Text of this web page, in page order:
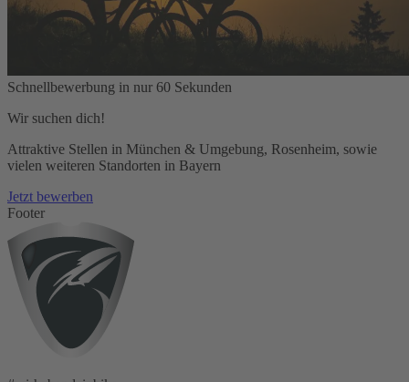
Schnellbewerbung in nur 60 Sekunden
Wir suchen dich!
Attraktive Stellen in München & Umgebung, Rosenheim, sowie
vielen weiteren Standorten in Bayern
Jetzt bewerben
Footer